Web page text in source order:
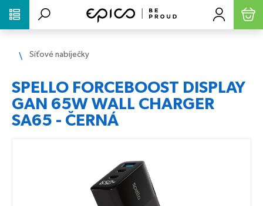
Síťové nabíječky
SPELLO FORCEBOOST DISPLAY
GAN 65W WALL CHARGER
SA65 - ČERNÁ